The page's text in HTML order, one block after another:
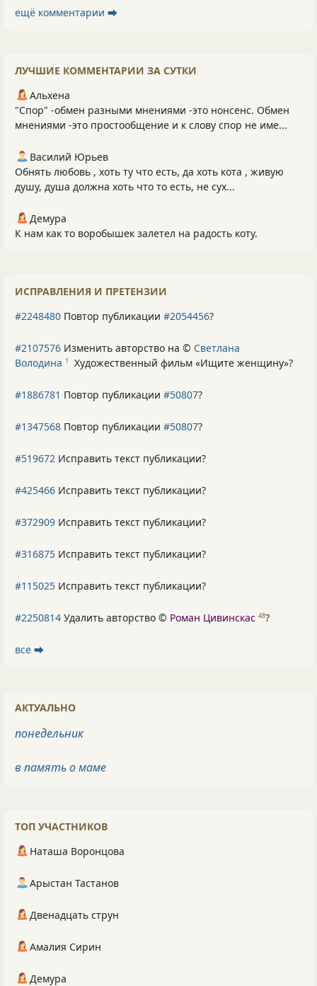
ещё комментарии ⮕
ЛУЧШИЕ КОММЕНТАРИИ ЗА СУТКИ
Альхена
"Спор" -обмен разными мнениями -это нонсенс. Обмен
мнениями -это простообщение и к слову спор не име...
Василий Юрьев
Обнять любовь , хоть ту что есть, да хоть кота , живую
душу, душа должна хоть что то есть, не сух...
Демура
К нам как то воробышек залетел на радость коту.
ИСПРАВЛЕНИЯ И ПРЕТЕНЗИИ
#2248480 Повтор публикации #2054456?
#2107576 Изменить авторство на © Светлана
Володина 1 Художественный фильм «Ищите женщину»?
#1886781 Повтор публикации #50807?
#1347568 Повтор публикации #50807?
#519672 Исправить текст публикации?
#425466 Исправить текст публикации?
#372909 Исправить текст публикации?
#316875 Исправить текст публикации?
#115025 Исправить текст публикации?
#2250814 Удалить авторство © Роман Цивинскас 48?
все ⮕
АКТУАЛЬНО
понедельник
в память о маме
ТОП УЧАСТНИКОВ
Наташа Воронцова
Арыстан Тастанов
Двенадцать струн
Амалия Сирин
Демура